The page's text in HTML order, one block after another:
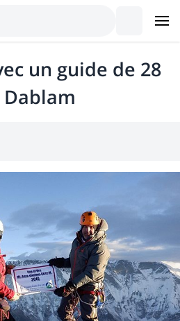
un guide de 28